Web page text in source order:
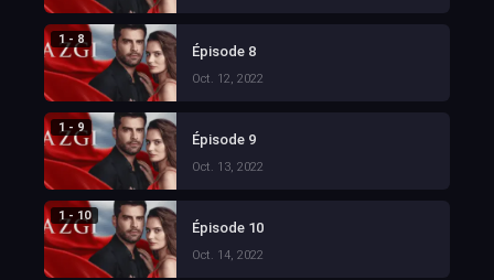
1 - 8
Épisode 8
Oct. 12, 2022
1 - 9
Épisode 9
Oct. 13, 2022
1 - 10
Épisode 10
Oct. 14, 2022